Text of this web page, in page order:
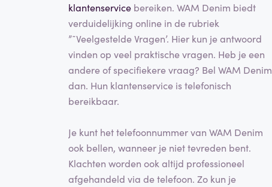
klantenservice bereiken. WAM Denim biedt
verduidelijking online in de rubriek
”˜Veelgestelde Vragen’. Hier kun je antwoord
vinden op veel praktische vragen. Heb je een
andere of specifiekere vraag? Bel WAM Denim
dan. Hun klantenservice is telefonisch
bereikbaar.
Je kunt het telefoonnummer van WAM Denim
ook bellen, wanneer je niet tevreden bent.
Klachten worden ook altijd professioneel
afgehandeld via de telefoon. Zo kun je